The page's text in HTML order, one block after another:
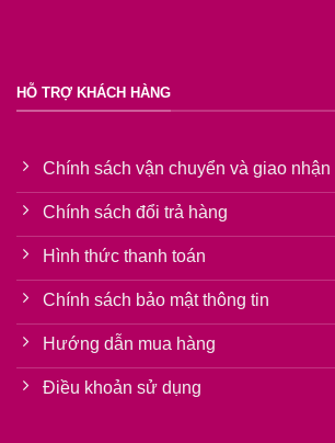
HỖ TRỢ KHÁCH HÀNG
Chính sách vận chuyển và giao nhận
Chính sách đổi trả hàng
Hình thức thanh toán
Chính sách bảo mật thông tin
Hướng dẫn mua hàng
Điều khoản sử dụng